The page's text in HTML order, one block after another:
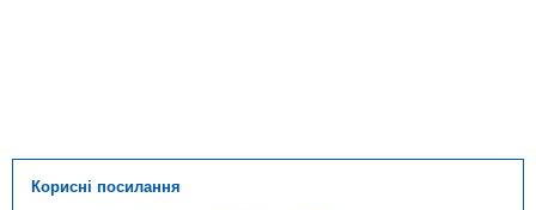
Корисні посилання